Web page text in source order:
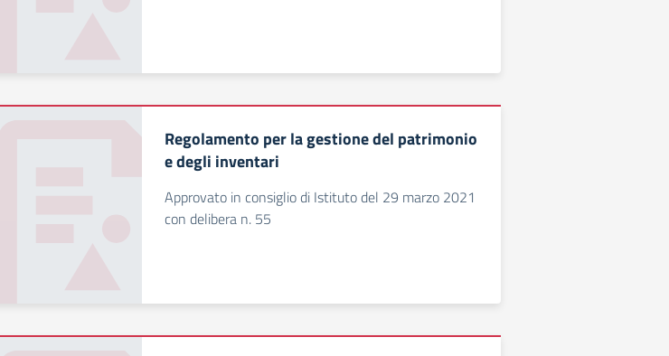
Regolamento per la gestione del patrimonio
e degli inventari
Approvato in consiglio di Istituto del 29 marzo 2021
con delibera n. 55